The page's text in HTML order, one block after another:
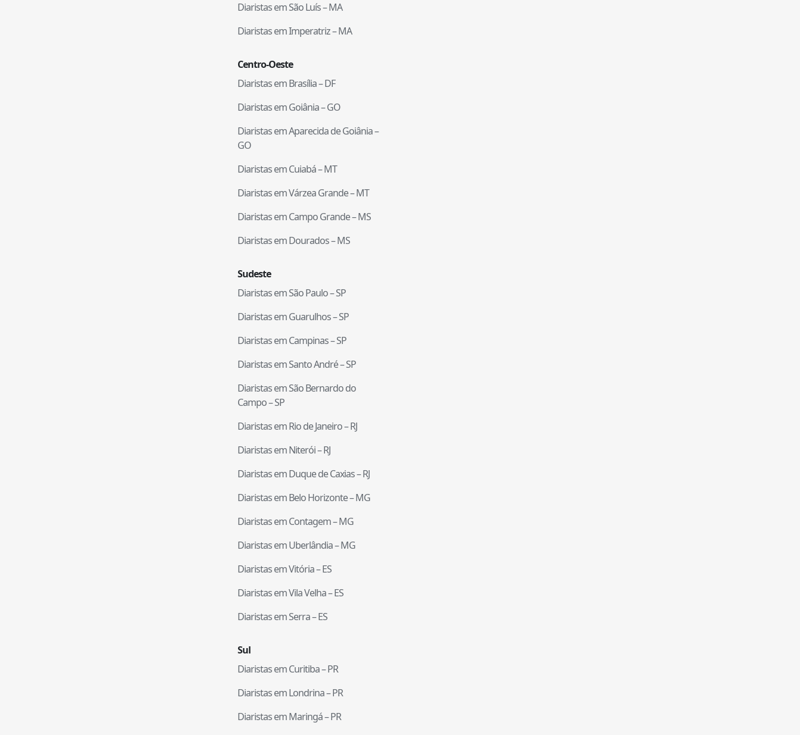
Diaristas emSão Luís–MA
Diaristas emImperatriz–MA
Centro-Oeste
Diaristas emBrasília–DF
Diaristas emGoiânia–GO
Diaristas emAparecida de Goiânia–
GO
Diaristas emCuiabá–MT
Diaristas emVárzea Grande–MT
Diaristas emCampo Grande–MS
Diaristas emDourados–MS
Sudeste
Diaristas emSão Paulo–SP
Diaristas emGuarulhos–SP
Diaristas emCampinas–SP
Diaristas emSanto André–SP
Diaristas emSão Bernardo do
Campo–SP
Diaristas emRio de Janeiro–RJ
Diaristas emNiterói–RJ
Diaristas emDuque de Caxias–RJ
Diaristas emBelo Horizonte–MG
Diaristas emContagem–MG
Diaristas emUberlândia–MG
Diaristas emVitória–ES
Diaristas emVila Velha–ES
Diaristas emSerra–ES
Sul
Diaristas emCuritiba–PR
Diaristas emLondrina–PR
Diaristas emMaringá–PR